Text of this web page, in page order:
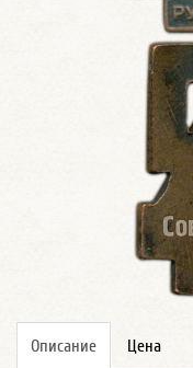
Описание Цена